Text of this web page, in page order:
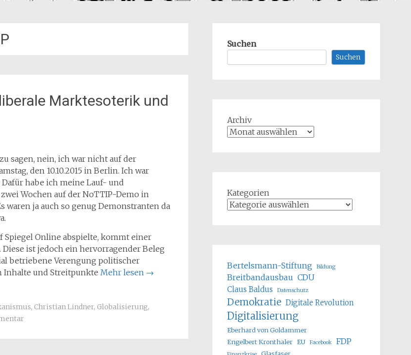
Marktesoterik und
sagen, nein, ich war nicht auf der
den 10.10.2015 in Berlin. Ich war
habe ich meine Lauf- und
Wochen auf der NoTTIP-Demo in
waren ja auch so genug Demonstranten da
Spiegel Online abspielte, kommt einer
Diese ist jedoch ein hervorragender Beleg
betriebene Verengung politischer
Inhalte und Streitpunkte Mehr lesen →
, Christian Lindner, Globalisierung,
Suchen
Suchen
Archiv
Kategorien
Bertelsmann-Stiftung Bildung
Breitbandausbau CDU
Claus Baldus Datenschutz
Demokratie Digitale Revolution
Digitalisierung
Eberhard von Goldammer
Engelbert Kronthaler EU Facebook FDP